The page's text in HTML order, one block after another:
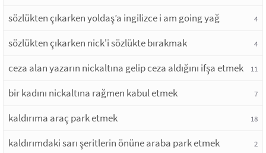
sözlükten çıkarken yoldaş’a ingilizce i am going yağ 4
sözlükten çıkarken nick'i sözlükte bırakmak 4
ceza alan yazarın nickaltına gelip ceza aldığını ifşa etmek 11
bir kadını nickaltına rağmen kabul etmek 7
kaldırıma araç park etmek 18
kaldırımdaki sarı şeritlerin önüne araba park etmek 2